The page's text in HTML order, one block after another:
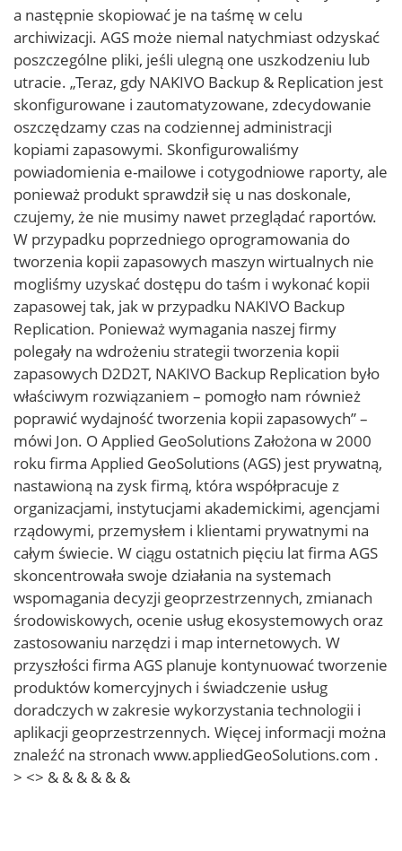
a następnie skopiować je na taśmę w celu
archiwizacji. AGS może niemal natychmiast odzyskać
poszczególne pliki, jeśli ulegną one uszkodzeniu lub
utracie. „Teraz, gdy NAKIVO Backup & Replication jest
skonfigurowane i zautomatyzowane, zdecydowanie
oszczędzamy czas na codziennej administracji
kopiami zapasowymi. Skonfigurowaliśmy
powiadomienia e-mailowe i cotygodniowe raporty, ale
ponieważ produkt sprawdził się u nas doskonale,
czujemy, że nie musimy nawet przeglądać raportów.
W przypadku poprzedniego oprogramowania do
tworzenia kopii zapasowych maszyn wirtualnych nie
mogliśmy uzyskać dostępu do taśm i wykonać kopii
zapasowej tak, jak w przypadku NAKIVO Backup
Replication. Ponieważ wymagania naszej firmy
polegały na wdrożeniu strategii tworzenia kopii
zapasowych D2D2T, NAKIVO Backup Replication było
właściwym rozwiązaniem – pomogło nam również
poprawić wydajność tworzenia kopii zapasowych” –
mówi Jon. O Applied GeoSolutions Założona w 2000
roku firma Applied GeoSolutions (AGS) jest prywatną,
nastawioną na zysk firmą, która współpracuje z
organizacjami, instytucjami akademickimi, agencjami
rządowymi, przemysłem i klientami prywatnymi na
całym świecie. W ciągu ostatnich pięciu lat firma AGS
skoncentrowała swoje działania na systemach
wspomagania decyzji geoprzestrzennych, zmianach
środowiskowych, ocenie usług ekosystemowych oraz
zastosowaniu narzędzi i map internetowych. W
przyszłości firma AGS planuje kontynuować tworzenie
produktów komercyjnych i świadczenie usług
doradczych w zakresie wykorzystania technologii i
aplikacji geoprzestrzennych. Więcej informacji można
znaleźć na stronach www.appliedGeoSolutions.com .
> <> & & & & & &